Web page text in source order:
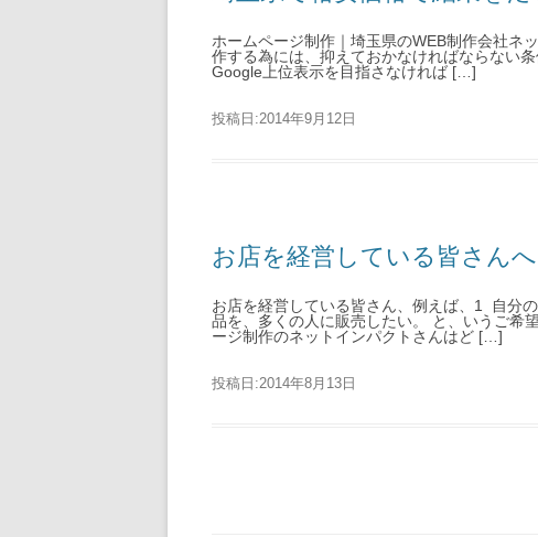
ホームページ制作｜埼玉県のWEB制作会社ネ
作する為には、抑えておかなければならない
Google上位表示を目指さなければ […]
投稿日:2014年9月12日
お店を経営している皆さんへ
お店を経営している皆さん、例えば、1 自分
品を、多くの人に販売したい。 と、いうご希
ージ制作のネットインパクトさんはど […]
投稿日:2014年8月13日